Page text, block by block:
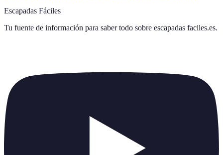
Escapadas Fáciles
Tu fuente de información para saber todo sobre escapadas faciles.es.